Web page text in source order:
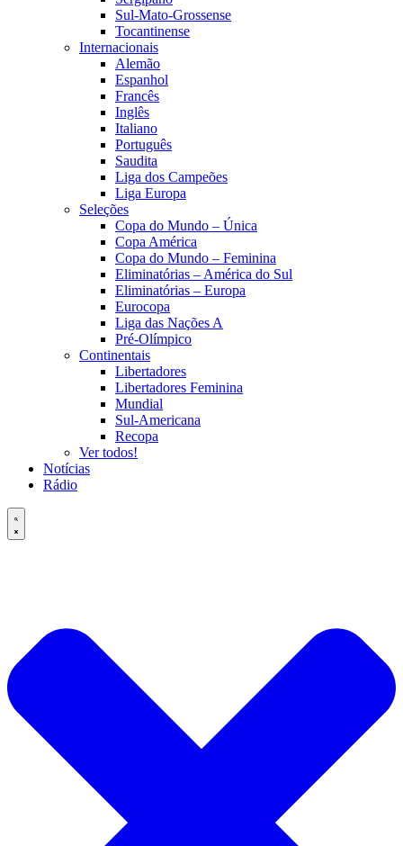
Sul-Mato-Grossense
Tocantinense
Internacionais
Alemão
Espanhol
Francês
Inglês
Italiano
Português
Saudita
Liga dos Campeões
Liga Europa
Seleções
Copa do Mundo – Única
Copa América
Copa do Mundo – Feminina
Eliminatórias – América do Sul
Eliminatórias – Europa
Eurocopa
Liga das Nações A
Pré-Olímpico
Continentais
Libertadores
Libertadores Feminina
Mundial
Sul-Americana
Recopa
Ver todos!
Notícias
Rádio